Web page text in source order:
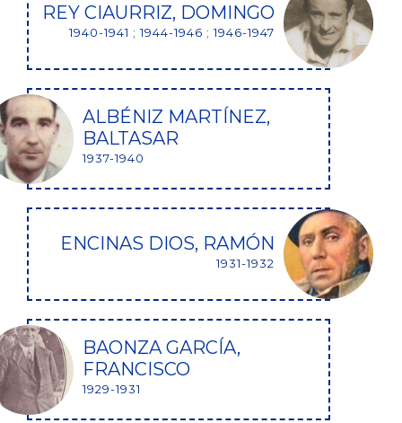
REY CIAURRIZ, DOMINGO
1940-1941 ; 1944-1946 ; 1946-1947
ALBÉNIZ MARTÍNEZ,
BALTASAR
1937-1940
ENCINAS DIOS, RAMÓN
1931-1932
BAONZA GARCÍA,
FRANCISCO
1929-1931